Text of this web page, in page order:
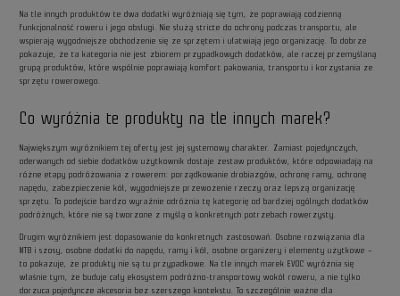
Na tle innych produktów te dwa dodatki wyróżniają się tym, że poprawiają codzienną
funkcjonalność roweru i jego obsługi. Nie służą stricte do ochrony podczas transportu, ale
wspierają wygodniejsze obchodzenie się ze sprzętem i ułatwiają jego organizację. To dobrze
pokazuje, że ta kategoria nie jest zbiorem przypadkowych dodatków, ale raczej przemyślaną
grupą produktów, które wspólnie poprawiają komfort pakowania, transportu i korzystania ze
sprzętu rowerowego.
Co wyróżnia te produkty na tle innych marek?
Największym wyróżnikiem tej oferty jest jej systemowy charakter. Zamiast pojedynczych,
oderwanych od siebie dodatków użytkownik dostaje zestaw produktów, które odpowiadają na
różne etapy podróżowania z rowerem: porządkowanie drobiazgów, ochronę ramy, ochronę
napędu, zabezpieczenie kół, wygodniejsze przewożenie rzeczy oraz lepszą organizację
sprzętu. To podejście bardzo wyraźnie odróżnia tę kategorię od bardziej ogólnych dodatków
podróżnych, które nie są tworzone z myślą o konkretnych potrzebach rowerzysty.
Drugim wyróżnikiem jest dopasowanie do konkretnych zastosowań. Osobne rozwiązania dla
MTB i szosy, osobne dodatki do napędu, ramy i kół, osobne organizery i elementy użytkowe –
to pokazuje, że produkty nie są tu przypadkowe. Na tle innych marek EVOC wyróżnia się
właśnie tym, że buduje cały ekosystem podróżno-transportowy wokół roweru, a nie tylko
dorzuca pojedyncze akcesoria bez szerszego kontekstu. To szczególnie ważne dla